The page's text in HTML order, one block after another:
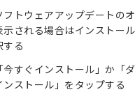
フトウェアアップデートの
示される場合はインストー
する
「今すぐインストール」か「
ンストール」をタップする